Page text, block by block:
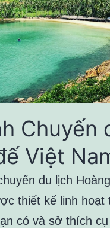
Chuyến
Việt
du lịch
thiết kế linh hoạt
có và sở thích